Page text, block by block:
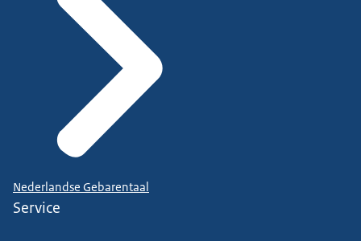
Nederlandse Gebarentaal
Service